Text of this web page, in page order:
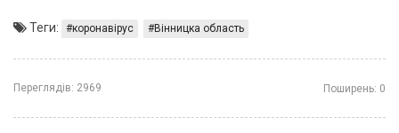
Теги: коронавірус Вінницка область
Переглядів: 2969 Поширень: 0